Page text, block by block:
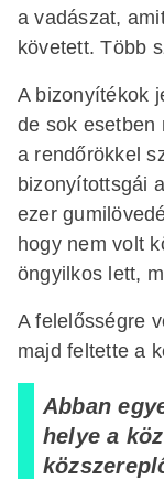
a vadászat,
követett. Több
A bizonyítékok
de sok esetben
a rendőrökkel
bizonyítottsgái
ezer
hogy nem volt
öngyilkos lett,
A felelősségre
majd feltette a
Abban
helye a